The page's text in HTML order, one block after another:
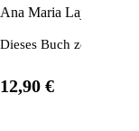
Ana Maria Lajusticia
Dieses Buch zeigt auf,
12,90 €